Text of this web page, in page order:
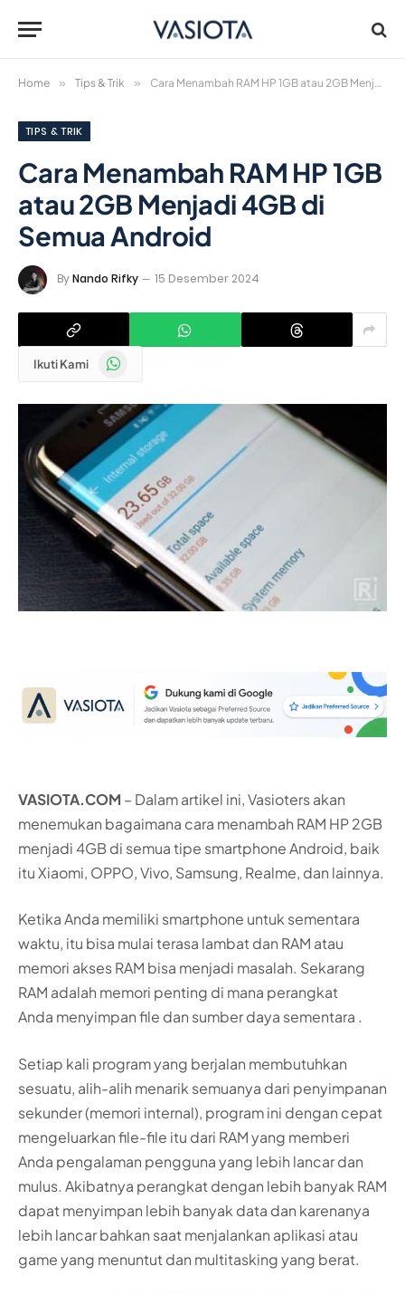
Home » Tips & Trik » Cara Menambah RAM HP 1GB atau 2GB Menjadi 4GB di Semua Android
TIPS & TRIK
Cara Menambah RAM HP 1GB
atau 2GB Menjadi 4GB di
Semua Android
ByNando Rifky 15 Desember 2024
Ikuti Kami WhatsApp
VASIOTA.COM – Dalam artikel ini, Vasioters akan
menemukan bagaimana cara menambah RAM HP 2GB
menjadi 4GB di semua tipe smartphone Android, baik
itu Xiaomi, OPPO, Vivo, Samsung, Realme, dan lainnya.
Ketika Anda memiliki smartphone untuk sementara
waktu, itu bisa mulai terasa lambat dan RAM atau
memori akses RAM bisa menjadi masalah. Sekarang
RAM adalah memori penting di mana perangkat
Anda menyimpan file dan sumber daya sementara .
Setiap kali program yang berjalan membutuhkan
sesuatu, alih-alih menarik semuanya dari penyimpanan
sekunder (memori internal), program ini dengan cepat
mengeluarkan file-file itu dari RAM yang memberi
Anda pengalaman pengguna yang lebih lancar dan
mulus. Akibatnya perangkat dengan lebih banyak RAM
dapat menyimpan lebih banyak data dan karenanya
lebih lancar bahkan saat menjalankan aplikasi atau
game yang menuntut dan multitasking yang berat.